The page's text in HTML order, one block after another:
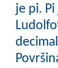
je pi.